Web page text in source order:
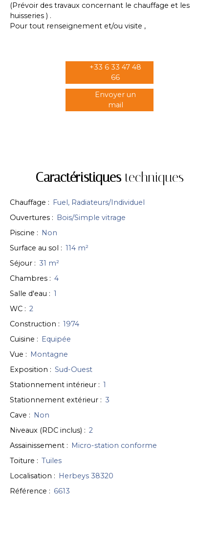
(Prévoir des travaux concernant le chauffage et les
huisseries ) .
Pour tout renseignement et/ou visite ,
+33 6 33 47 48
66
Envoyer un
mail
Caractéristiquestechniques
Chauffage : Fuel, Radiateurs/Individuel
Ouvertures : Bois/Simple vitrage
Piscine : Non
Surface au sol : 114 m²
Séjour : 31 m²
Chambres : 4
Salle d'eau : 1
WC : 2
Construction : 1974
Cuisine : Equipée
Vue : Montagne
Exposition : Sud-Ouest
Stationnement intérieur : 1
Stationnement extérieur : 3
Cave : Non
Niveaux (RDC inclus) : 2
Assainissement : Micro-station conforme
Toiture : Tuiles
Localisation : Herbeys 38320
Référence : 6613